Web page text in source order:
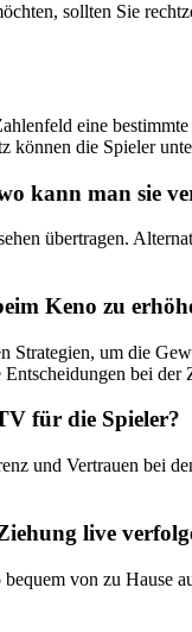
sollten Sie
eine
können die Spieler
kann man sie
übertragen.
Keno zu
Strategien, um die
bei der
für die Spieler?
und Vertrauen bei
live
von zu Hause